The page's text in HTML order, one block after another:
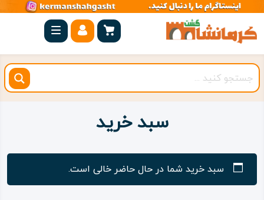
صفحه
اصلی
کرمانشاه
شهرستان
بیستون
روستاهای
سبد خرید
سبد خرید شما در حال حاضر خالی است.